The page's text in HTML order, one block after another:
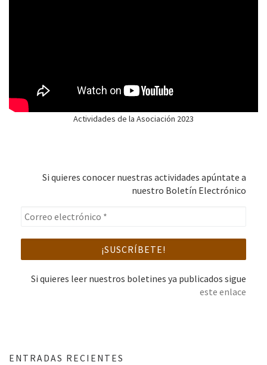
Actividades de la Asociación 2023
Si quieres conocer nuestras actividades apúntate a
nuestro Boletín Electrónico
Si quieres leer nuestros boletines ya publicados sigue
este enlace
ENTRADAS RECIENTES